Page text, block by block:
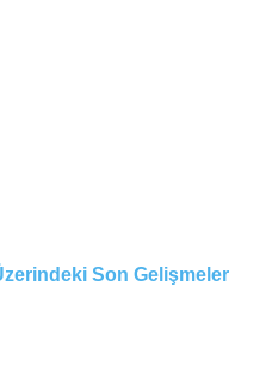
Son Gelişmeler